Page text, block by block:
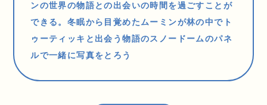
ンの世界の物語との出会いの時間を過ごすことが
できる。冬眠から目覚めたムーミンが林の中でト
ゥーティッキと出会う物語のスノードームのパネ
ルで一緒に写真をとろう